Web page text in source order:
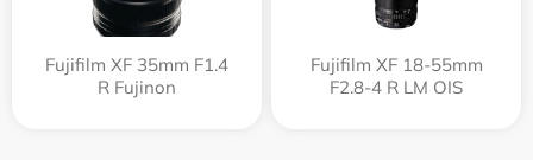
Fujifilm XF 35mm F1.4
R Fujinon
Fujifilm XF 18-55mm
F2.8-4 R LM OIS